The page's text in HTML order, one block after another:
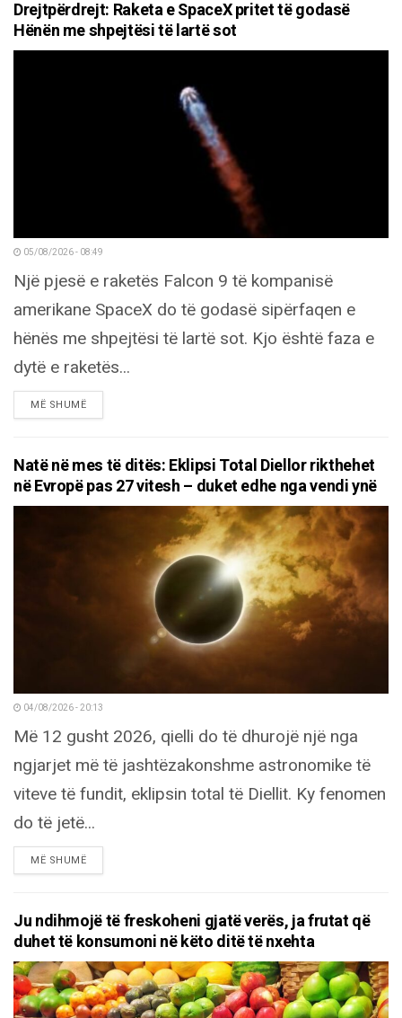
Drejtpërdrejt: Raketa e SpaceX pritet të godasë
Hënën me shpejtësi të lartë sot
05/08/2026 - 08:49
Një pjesë e raketës Falcon 9 të kompanisë
amerikane SpaceX do të godasë sipërfaqen e
hënës me shpejtësi të lartë sot. Kjo është faza e
dytë e raketës...
MË SHUMËDETAILS
Natë në mes të ditës: Eklipsi Total Diellor rikthehet
në Evropë pas 27 vitesh – duket edhe nga vendi ynë
04/08/2026 - 20:13
Më 12 gusht 2026, qielli do të dhurojë një nga
ngjarjet më të jashtëzakonshme astronomike të
viteve të fundit, eklipsin total të Diellit. Ky fenomen
do të jetë...
MË SHUMËDETAILS
Ju ndihmojë të freskoheni gjatë verës, ja frutat që
duhet të konsumoni në këto ditë të nxehta